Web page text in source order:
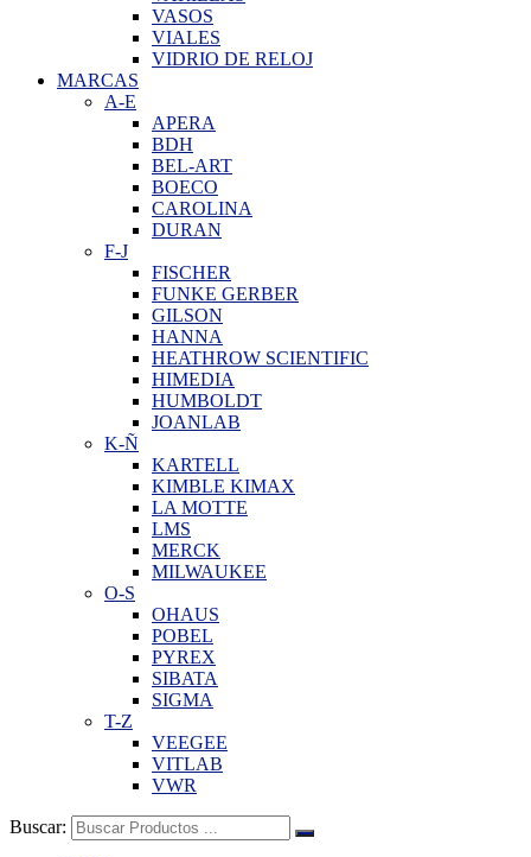
VASOS
VIALES
VIDRIO DE RELOJ
MARCAS
A-E
APERA
BDH
BEL-ART
BOECO
CAROLINA
DURAN
F-J
FISCHER
FUNKE GERBER
GILSON
HANNA
HEATHROW SCIENTIFIC
HIMEDIA
HUMBOLDT
JOANLAB
K-Ñ
KARTELL
KIMBLE KIMAX
LA MOTTE
LMS
MERCK
MILWAUKEE
O-S
OHAUS
POBEL
PYREX
SIBATA
SIGMA
T-Z
VEEGEE
VITLAB
VWR
Buscar: